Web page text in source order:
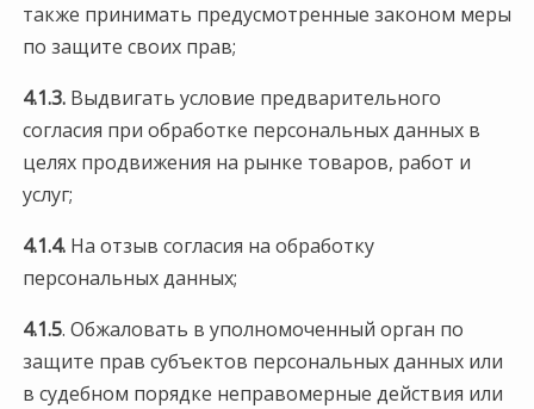
также принимать предусмотренные законом меры
по защите своих прав;
4.1.3. Выдвигать условие предварительного
согласия при обработке персональных данных в
целях продвижения на рынке товаров, работ и
услуг;
4.1.4. На отзыв согласия на обработку
персональных данных;
4.1.5. Обжаловать в уполномоченный орган по
защите прав субъектов персональных данных или
в судебном порядке неправомерные действия или